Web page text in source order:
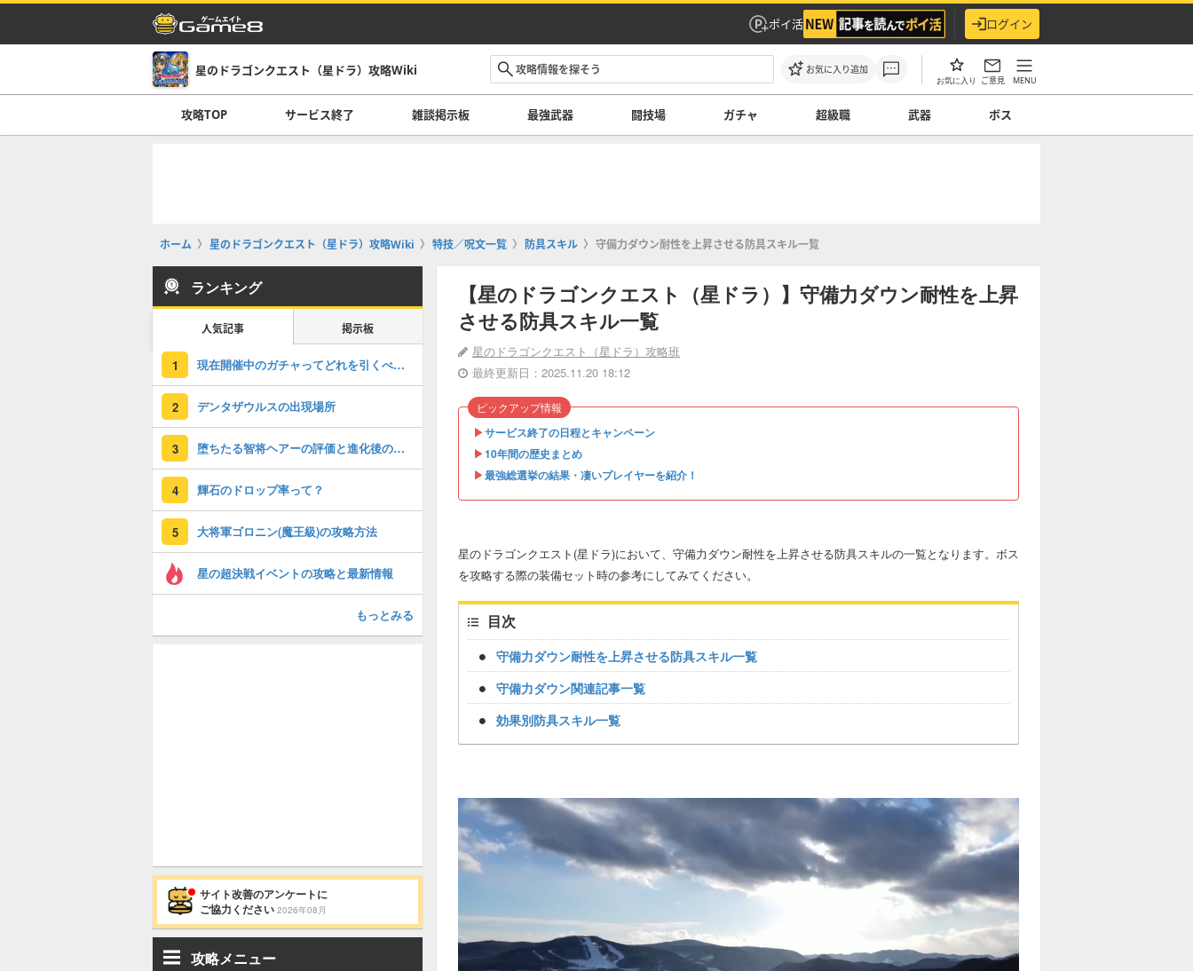
ポイ活 ログイン
星のドラゴンクエスト（星ドラ）攻略Wiki お気に入り追加
お気に入り ご意見 MENU
攻略TOP サービス終了 雑談掲示板 最強武器 闘技場 ガチャ 超級職 武器 ボス
ホーム 星のドラゴンクエスト（星ドラ）攻略Wiki 特技／呪文一覧 防具スキル 守備力ダウン耐性を上昇させる防具スキル一覧
【星のドラゴンクエスト（星ドラ）】守備力ダウン耐性を上昇
させる防具スキル一覧
星のドラゴンクエスト（星ドラ）攻略班
最終更新日：2025.11.20 18:12
▶︎サービス終了の日程とキャンペーン
▶︎10年間の歴史まとめ
▶︎最強総選挙の結果・凄いプレイヤーを紹介！
ピックアップ情報
星のドラゴンクエスト(星ドラ)において、守備力ダウン耐性を上昇させる防具スキルの一覧となります。ボス
を攻略する際の装備セット時の参考にしてみてください。
目次
守備力ダウン耐性を上昇させる防具スキル一覧
守備力ダウン関連記事一覧
効果別防具スキル一覧
ランキング
人気記事 掲示板
1 現在開催中のガチャってどれを引くべき？｜ガチャ情報一覧
2 デンタザウルスの出現場所
3 堕ちたる智将ヘアーの評価と進化後の性能
4 輝石のドロップ率って？
5 大将軍ゴロニン(魔王級)の攻略方法
星の超決戦イベントの攻略と最新情報
もっとみる
サイト改善のアンケートに
ご協力ください 2026年08月
攻略メニュー